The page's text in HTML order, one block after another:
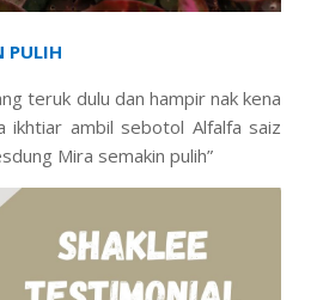
PULIH
teruk dulu dan hampir nak kena
ikhtiar ambil sebotol Alfalfa saiz
Mira semakin pulih”